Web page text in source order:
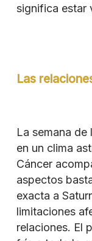
significa estar
Las
La semana de
en un clima
Cáncer
aspectos
exacta a
limitaciones
relaciones. El